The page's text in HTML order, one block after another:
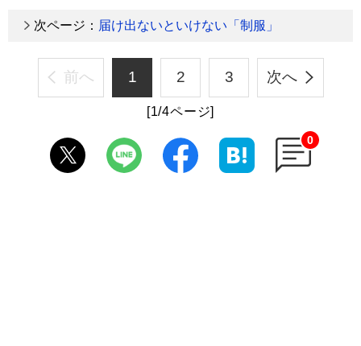
次ページ： 届け出ないといけない「制服」
前へ 1 2 3 次へ
[1/4ページ]
0